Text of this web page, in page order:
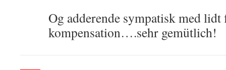
Og adderende sympatisk med lidt
kompensation….sehr gemütlich!